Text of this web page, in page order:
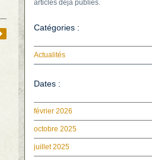
articles déjà publiés.
Catégories :
Actualités
Dates :
février 2026
octobre 2025
juillet 2025